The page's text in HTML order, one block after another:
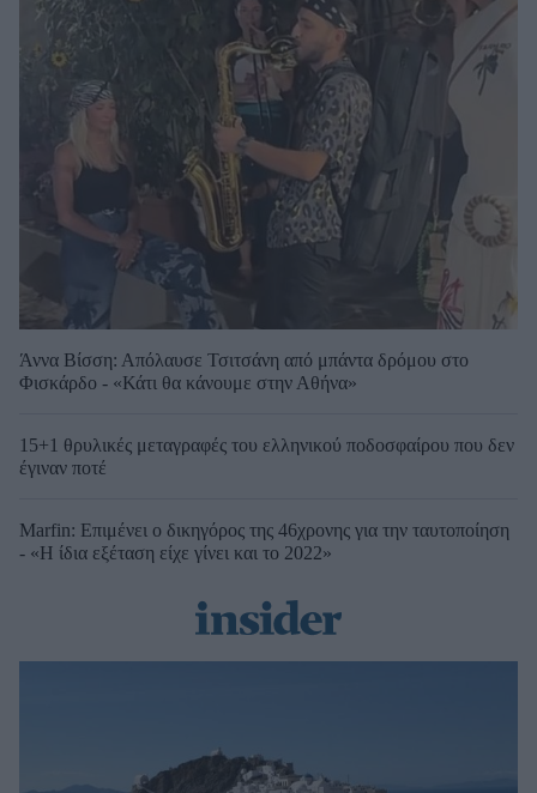
Άννα Βίσση: Απόλαυσε Τσιτσάνη από μπάντα δρόμου στο
Φισκάρδο - «Κάτι θα κάνουμε στην Αθήνα»
15+1 θρυλικές μεταγραφές του ελληνικού ποδοσφαίρου που δεν
έγιναν ποτέ
Marfin: Επιμένει ο δικηγόρος της 46χρονης για την ταυτοποίηση
- «Η ίδια εξέταση είχε γίνει και το 2022»